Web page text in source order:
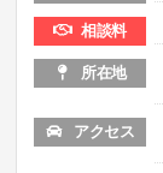
相談料
所在地
アクセス